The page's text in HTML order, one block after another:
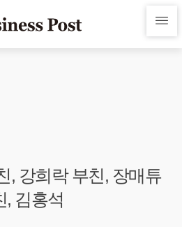
, 강희락 부친, 장매튜
, 김홍석